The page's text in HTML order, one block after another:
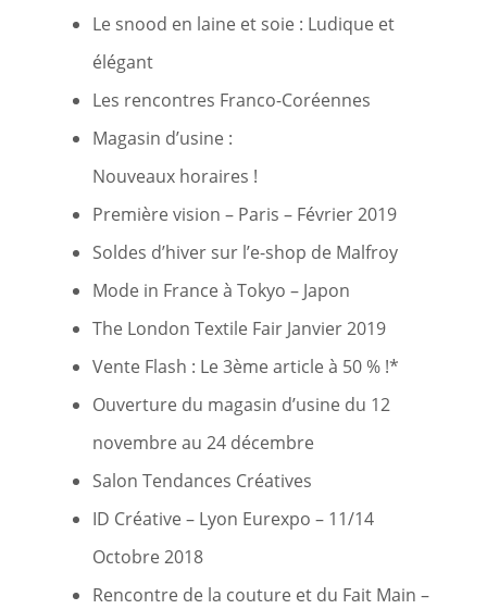
Le snood en laine et soie : Ludique et
élégant
Les rencontres Franco-Coréennes
Magasin d’usine :
Nouveaux horaires !
Première vision – Paris – Février 2019
Soldes d’hiver sur l’e-shop de Malfroy
Mode in France à Tokyo – Japon
The London Textile Fair Janvier 2019
Vente Flash : Le 3ème article à 50 % !*
Ouverture du magasin d’usine du 12
novembre au 24 décembre
Salon Tendances Créatives
ID Créative – Lyon Eurexpo – 11/14
Octobre 2018
Rencontre de la couture et du Fait Main –